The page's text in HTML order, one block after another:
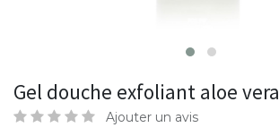
Gel douche exfoliant aloe vera
Ajouter un avis